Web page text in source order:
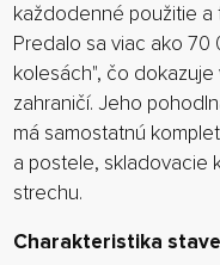
každodenné použitie a
Predalo sa viac ako
kolesách", čo
zahraničí. Jeho
má samostatnú
a postele, skladovacie
strechu.
Charakteristika